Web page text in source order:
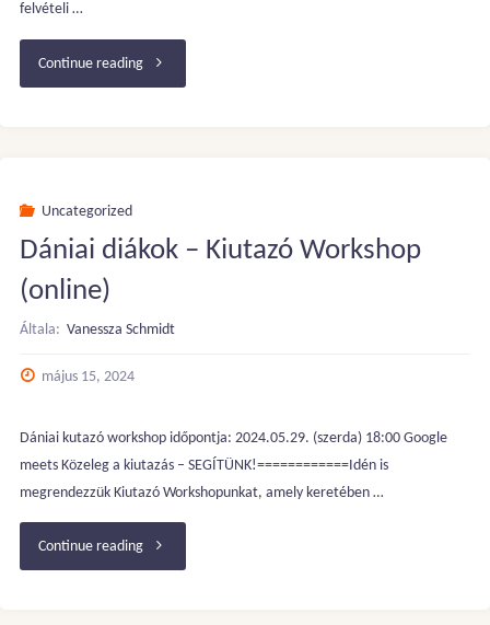
felvételi …
Continue reading"OPTAGELSE
tájékoztató"
Uncategorized
Dániai diákok – Kiutazó Workshop
(online)
Általa: Vanessza Schmidt
május 15, 2024
Dániai kutazó workshop időpontja: 2024.05.29. (szerda) 18:00 Google
meets Közeleg a kiutazás – SEGÍTÜNK!============Idén is
megrendezzük Kiutazó Workshopunkat, amely keretében …
Continue reading"Dániai